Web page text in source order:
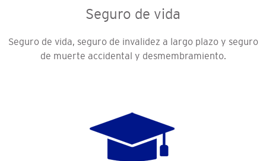
Seguro de vida
Seguro de vida, seguro de invalidez a largo plazo y seguro
de muerte accidental y desmembramiento.